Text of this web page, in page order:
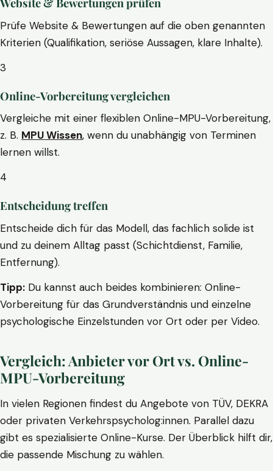
Prüfe Website & Bewertungen auf die oben genannten
Kriterien (Qualifikation, seriöse Aussagen, klare Inhalte).
3
Online-Vorbereitung vergleichen
Vergleiche mit einer flexiblen Online-MPU-Vorbereitung,
z. B. MPU Wissen, wenn du unabhängig von Terminen
lernen willst.
4
Entscheidung treffen
Entscheide dich für das Modell, das fachlich solide ist
und zu deinem Alltag passt (Schichtdienst, Familie,
Entfernung).
Tipp: Du kannst auch beides kombinieren: Online-
Vorbereitung für das Grundverständnis und einzelne
psychologische Einzelstunden vor Ort oder per Video.
Vergleich: Anbieter vor Ort vs. Online-
MPU-Vorbereitung
In vielen Regionen findest du Angebote von TÜV, DEKRA
oder privaten Verkehrspsycholog:innen. Parallel dazu
gibt es spezialisierte Online-Kurse. Der Überblick hilft dir,
die passende Mischung zu wählen.